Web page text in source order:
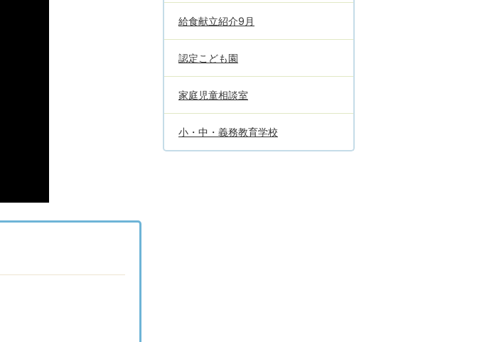
給食献立紹介9月
認定こども園
家庭児童相談室
小・中・義務教育学校